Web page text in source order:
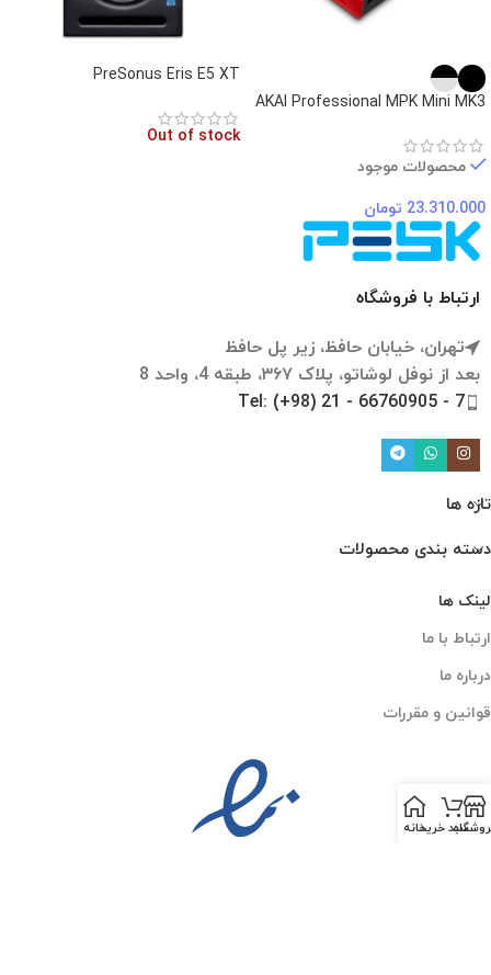
AKAI Professional MPK Mini MK3
محصولات موجود
23.310.000 تومان
PreSonus Eris E5 XT
Out of stock
ارتباط با فروشگاه
تهران، خیابان حافظ، زیر پل حافظ
بعد از نوفل لوشاتو، پلاک ۳۶۷، طبقه 4، واحد 8
Tel: (+98) 21 - 66760905 - 7
تازه ها
دسته بندی محصولات
لینک ها
ارتباط با ما
درباره ما
قوانین و مقررات
سبد خریدخانه